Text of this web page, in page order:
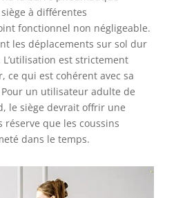
à différentes
fonctionnel non négligeable.
les déplacements sur sol dur
est strictement
ce qui est cohérent avec sa
un utilisateur adulte de
le siège devrait offrir une
réserve que les coussins
dans le temps.